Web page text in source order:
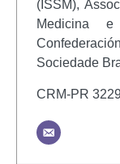
(ISSM),
Medicina
Sociedade
CRM-PR